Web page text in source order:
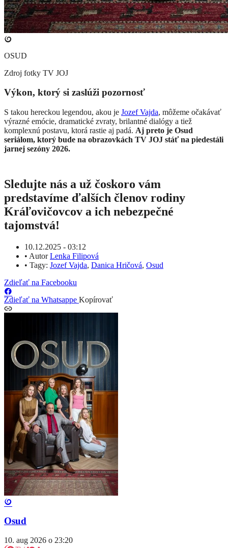
OSUD
Zdroj fotky TV JOJ
Výkon, ktorý si zaslúži pozornosť
S takou hereckou legendou, akou je Jozef Vajda, môžeme očakávať
výrazné emócie, dramatické zvraty, brilantné dialógy a tiež
komplexnú postavu, ktorá rastie aj padá. Aj preto je Osud
seriálom, ktorý bude na obrazovkách TV JOJ stáť na piedestáli
jarnej sezóny 2026.
Sledujte nás a už čoskoro vám
predstavíme ďalších členov rodiny
Kráľovičovcov a ich nebezpečné
tajomstvá!
10.12.2025 - 03:12
• AutorLenka Filipová
• Tagy: Jozef Vajda, Danica Hričová, Osud
Zdieľať na Facebooku
Zdieľať na Whatsappe Kopírovať
Osud
10. aug 2026 o 23:20